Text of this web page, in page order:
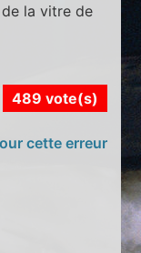
la vitre de
489 vote(s)
cette erreur